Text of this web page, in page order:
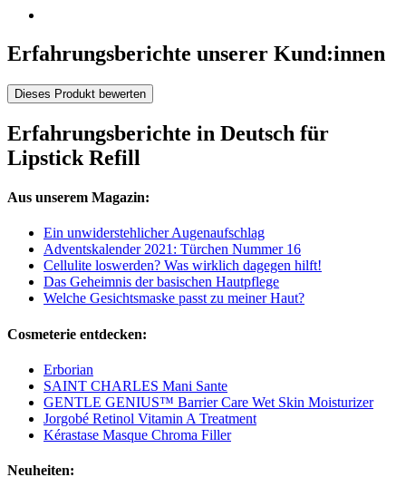
Erfahrungsberichte unserer Kund:innen
Dieses Produkt bewerten
Erfahrungsberichte in Deutsch für
Lipstick Refill
Aus unserem Magazin:
Ein unwiderstehlicher Augenaufschlag
Adventskalender 2021: Türchen Nummer 16
Cellulite loswerden? Was wirklich dagegen hilft!
Das Geheimnis der basischen Hautpflege
Welche Gesichtsmaske passt zu meiner Haut?
Cosmeterie entdecken:
Erborian
SAINT CHARLES Mani Sante
GENTLE GENIUS™ Barrier Care Wet Skin Moisturizer
Jorgobé Retinol Vitamin A Treatment
Kérastase Masque Chroma Filler
Neuheiten: